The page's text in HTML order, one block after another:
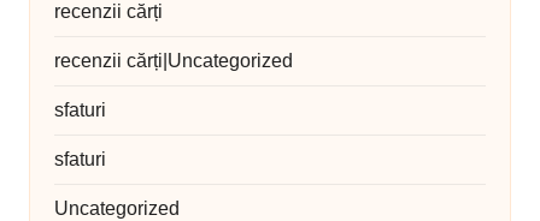
recenzii cărți
recenzii cărți|Uncategorized
sfaturi
sfaturi
Uncategorized